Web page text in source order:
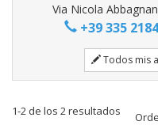
Via Nicola
+39 335
Todos mis
1-2 de los 2 resultados